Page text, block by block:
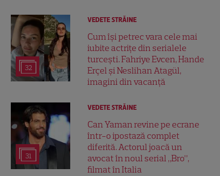
32
VEDETE STRĂINE
Cum își petrec vara cele mai
iubite actrițe din serialele
turcești. Fahriye Evcen, Hande
Erçel și Neslihan Atagül,
imagini din vacanță
31
VEDETE STRĂINE
Can Yaman revine pe ecrane
într-o ipostază complet
diferită. Actorul joacă un
avocat în noul serial „Bro”,
filmat în Italia